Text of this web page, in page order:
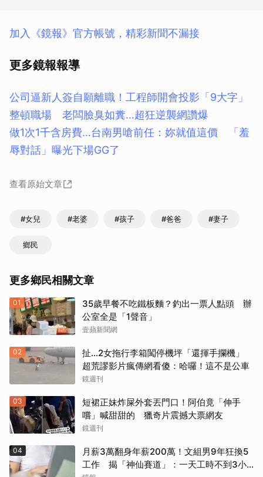
加入《鏡報》官方帳號，精彩新聞不漏接
更多鏡報報導
公司逼新人簽自願離職！工程師開會投影「9大字」
整頓職場 老闆臉臭如糞…超狂逆襲網讚爆
做1次1千含房費…台南男嗆前任：妳就值這價 「羞
辱對話」曝光下場GG了
查看原始文章
#女兒 #老婆 #孩子 #爸爸 #妻子
鄉民
更多鄉民相關文章
01
35歲早餐不吃鐵板麵？釣出一票人點頭 辦
公室全是「1聲音」
壹蘋新聞網
02
扯…2女拖行李箱闖停機坪「還揮手攔機」
超荒謬影片瘋傳網看傻：哈囉！這不是公車
鏡週刊
03
短裙正妹炸屎外套丟門口！阿伯竟「伸手
嚐」喊甜甜的 獵奇片震撼大票網友
鏡週刊
04
月薪3萬翻身年薪200萬！文組男9年狂換5
工作 揭「神仙賽道」：一天工時不到3小